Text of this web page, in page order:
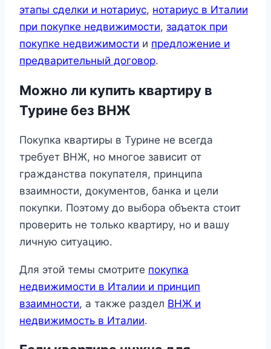
этапы сделки и нотариус, нотариус в Италии
при покупке недвижимости, задаток при
покупке недвижимости и предложение и
предварительный договор.
Можно ли купить квартиру в
Турине без ВНЖ
Покупка квартиры в Турине не всегда
требует ВНЖ, но многое зависит от
гражданства покупателя, принципа
взаимности, документов, банка и цели
покупки. Поэтому до выбора объекта стоит
проверить не только квартиру, но и вашу
личную ситуацию.
Для этой темы смотрите покупка
недвижимости в Италии и принцип
взаимности, а также раздел ВНЖ и
недвижимость в Италии.